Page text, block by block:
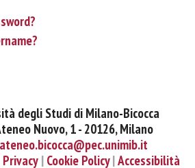
degli Studi di Milano-Bicocca
Nuovo, 1 - 20126, Milano
ateneo.bicocca@pec.unimib.it
Privacy Cookie Policy Accessibilità